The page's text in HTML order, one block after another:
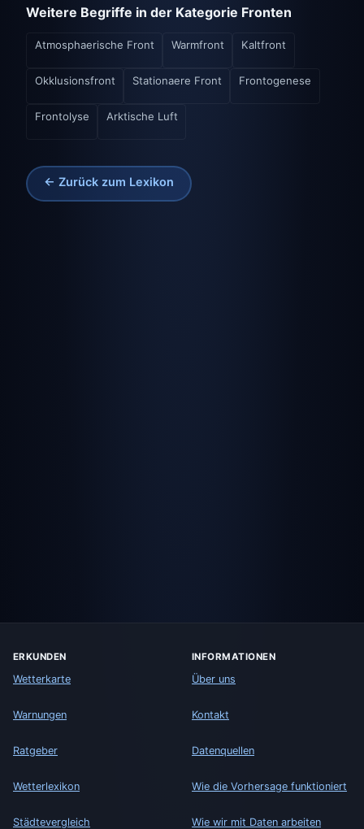
Weitere Begriffe in der Kategorie Fronten
Atmosphaerische Front Warmfront Kaltfront
Okklusionsfront Stationaere Front Frontogenese
Frontolyse Arktische Luft
← Zurück zum Lexikon
ERKUNDEN
Wetterkarte
Warnungen
Ratgeber
Wetterlexikon
Städtevergleich
INFORMATIONEN
Über uns
Kontakt
Datenquellen
Wie die Vorhersage funktioniert
Wie wir mit Daten arbeiten